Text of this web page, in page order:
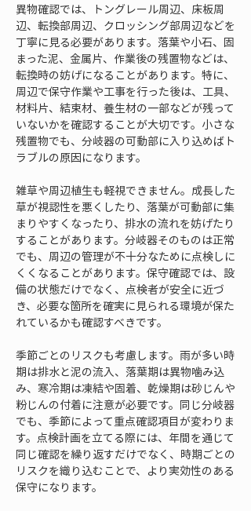
異物確認では、トングレール周辺、床板周
辺、転換部周辺、クロッシング部周辺などを
丁寧に見る必要があります。落葉や小石、固
まった泥、金属片、作業後の残置物などは、
転換時の妨げになることがあります。特に、
周辺で保守作業や工事を行った後は、工具、
材料片、結束材、養生材の一部などが残って
いないかを確認することが大切です。小さな
残置物でも、分岐器の可動部に入り込めばト
ラブルの原因になります。
雑草や周辺植生も軽視できません。成長した
草が視認性を悪くしたり、落葉が可動部に集
まりやすくなったり、排水の流れを妨げたり
することがあります。分岐器そのものは正常
でも、周辺の管理が不十分なために点検しに
くくなることがあります。保守確認では、設
備の状態だけでなく、点検者が安全に近づ
き、必要な箇所を確実に見られる環境が保た
れているかも確認すべきです。
季節ごとのリスクも考慮します。雨が多い時
期は排水と泥の流入、落葉期は異物噛み込
み、寒冷期は凍結や固着、乾燥期は砂じんや
粉じんの付着に注意が必要です。同じ分岐器
でも、季節によって重点確認項目が変わりま
す。点検計画を立てる際には、年間を通じて
同じ確認を繰り返すだけでなく、時期ごとの
リスクを織り込むことで、より実効性のある
保守になります。